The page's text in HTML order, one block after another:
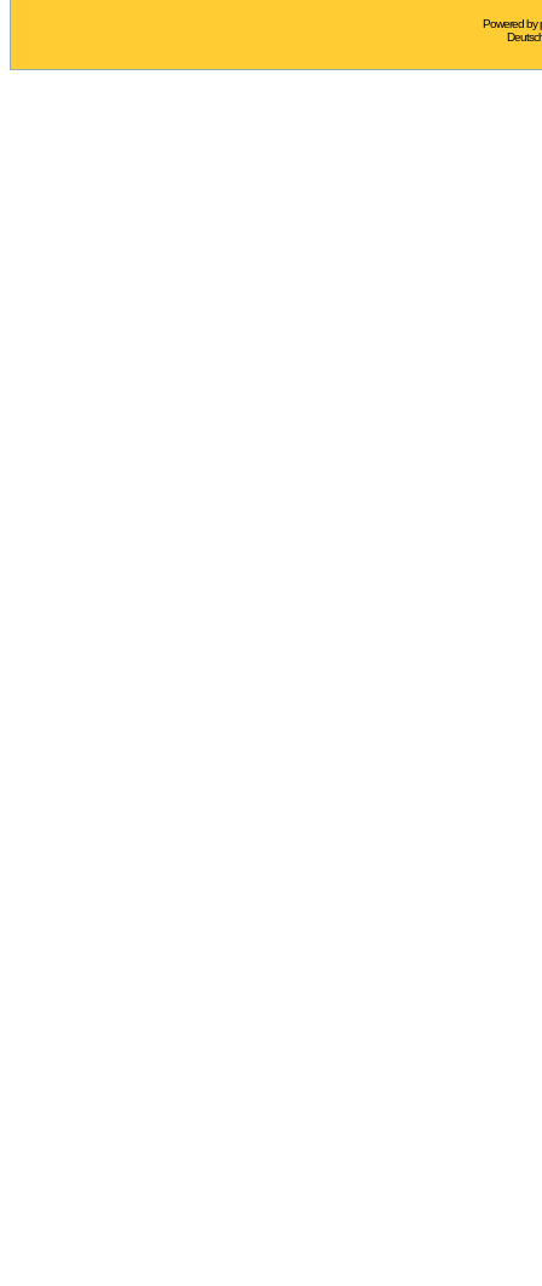
Powered by